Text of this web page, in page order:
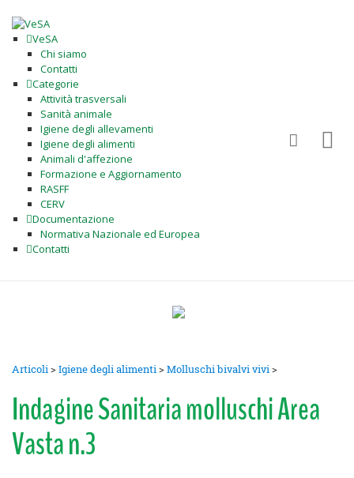
VeSA
Chi siamo
Contatti
Categorie
Attività trasversali
Sanità animale
Igiene degli allevamenti
Igiene degli alimenti
Animali d'affezione
Formazione e Aggiornamento
RASFF
CERV
Documentazione
Normativa Nazionale ed Europea
Contatti
Articoli>Igiene degli alimenti>Molluschi bivalvi vivi>
Indagine Sanitaria molluschi Area
Vasta n.3